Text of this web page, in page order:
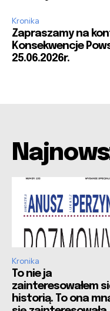
Kronika
Zapraszamy na
Konsekwencje
25.06.2026r.
Kronika
To nie ja
zainteresowałem
historią. To ona